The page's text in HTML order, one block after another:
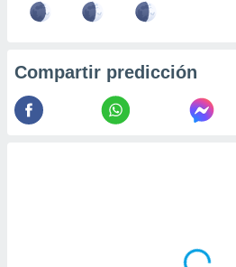
Compartir predicción